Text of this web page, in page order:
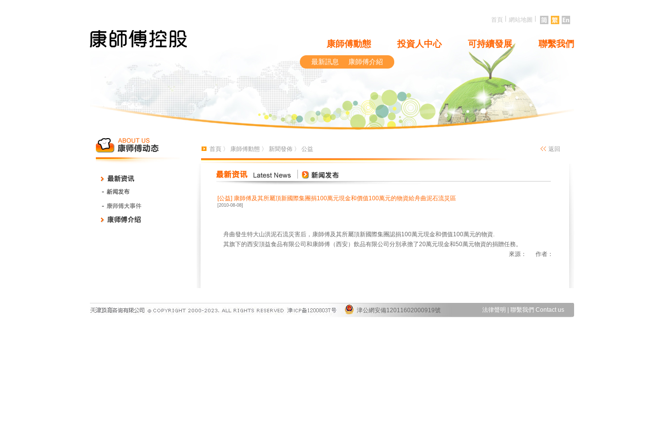
首頁 網站地圖
康師傅動態 投資人中心 可持續發展 聯繫我們
最新訊息 康師傅介紹
首頁 〉 康師傅動態 〉 新聞發佈 〉 公益 返回
[公益] 康師傅及其所屬頂新國際集團捐100萬元現金和價值100萬元的物資給舟曲泥石流災區
[2010-08-08]
舟曲發生特大山洪泥石流災害后，康師傅及其所屬頂新國際集團認捐100萬元現金和價值100萬元的物資.
其旗下的西安頂益食品有限公司和康師傅（西安）飲品有限公司分別承擔了20萬元現金和50萬元物資的捐贈任務。
來源： 作者：
津公網安備12011602000919號 法律聲明 聯繫我們 Contact us